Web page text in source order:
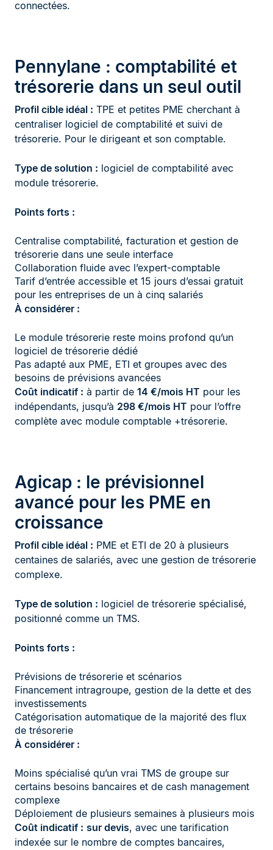
connectées.
Pennylane : comptabilité et
trésorerie dans un seul outil
Profil cible idéal : TPE et petites PME cherchant à
centraliser logiciel de comptabilité et suivi de
trésorerie. Pour le dirigeant et son comptable.
Type de solution : logiciel de comptabilité avec
module trésorerie.
Points forts :
Centralise comptabilité, facturation et gestion de
trésorerie dans une seule interface
Collaboration fluide avec l’expert-comptable
Tarif d’entrée accessible et 15 jours d’essai gratuit
pour les entreprises de un à cinq salariés
À considérer :
Le module trésorerie reste moins profond qu’un
logiciel de trésorerie dédié
Pas adapté aux PME, ETI et groupes avec des
besoins de prévisions avancées
Coût indicatif : à partir de 14 €/mois HT pour les
indépendants, jusqu’à 298 €/mois HT pour l’offre
complète avec module comptable +trésorerie.
Agicap : le prévisionnel
avancé pour les PME en
croissance
Profil cible idéal : PME et ETI de 20 à plusieurs
centaines de salariés, avec une gestion de trésorerie
complexe.
Type de solution : logiciel de trésorerie spécialisé,
positionné comme un TMS.
Points forts :
Prévisions de trésorerie et scénarios
Financement intragroupe, gestion de la dette et des
investissements
Catégorisation automatique de la majorité des flux
de trésorerie
À considérer :
Moins spécialisé qu’un vrai TMS de groupe sur
certains besoins bancaires et de cash management
complexe
Déploiement de plusieurs semaines à plusieurs mois
Coût indicatif : sur devis, avec une tarification
indexée sur le nombre de comptes bancaires,